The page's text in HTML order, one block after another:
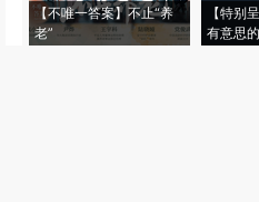
【不唯一答案】不止“养
老”
【特别
有意思